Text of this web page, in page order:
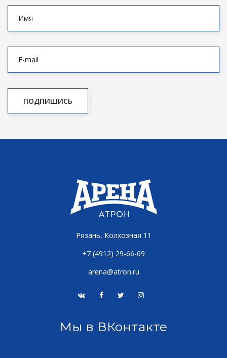
Рязань, Колхозная 11
+7 (4912) 29-66-69
arena@atron.ru
Мы в ВКонтакте